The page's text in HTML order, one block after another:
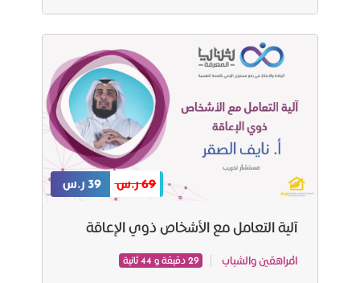
69 ر.س 39 ر.س
آلية التعامل مع الأشخاص ذوي الإعاقة
المراهقين والشباب 29 دقيقة و 44 ثانية